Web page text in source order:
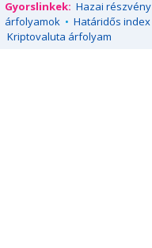
Gyorslinkek: Hazai részvény
árfolyamok • Határidős index
Kriptovaluta árfolyam